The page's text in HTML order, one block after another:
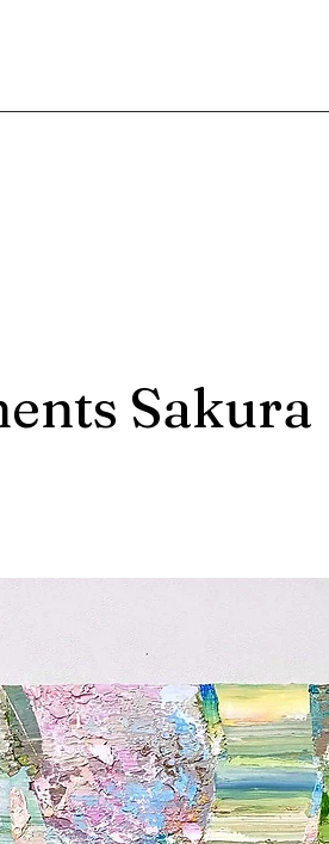
Sakura
Sakura